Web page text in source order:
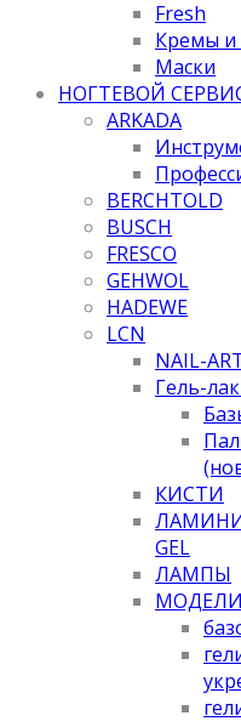
Fresh
Кремы и
Маски
НОГТЕВОЙ
ARKADA
BERCHTOLD
BUSCH
FRESCO
GEHWOL
HADEWE
LCN
NAIL-
Гель-
КИСТИ
GEL
ЛАМПЫ